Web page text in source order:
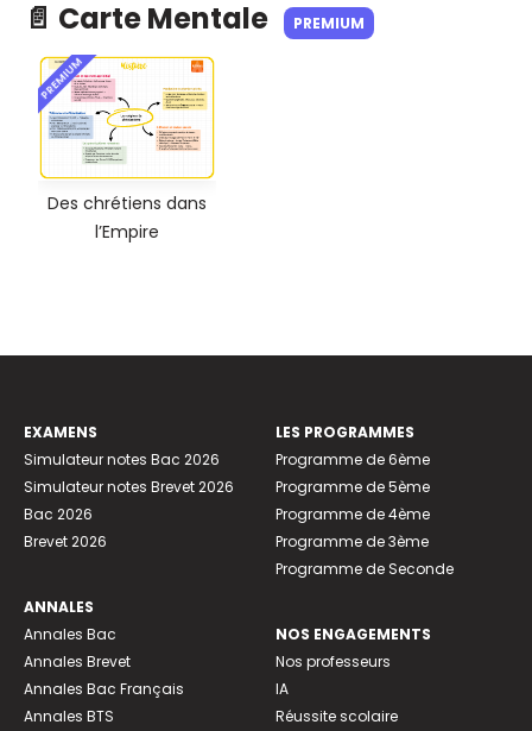
📄 Carte Mentale PREMIUM
PREMIUM
Des chrétiens dans
l’Empire
EXAMENS
Simulateur notes Bac 2026
Simulateur notes Brevet 2026
Bac 2026
Brevet 2026
ANNALES
Annales Bac
Annales Brevet
Annales Bac Français
Annales BTS
LES PROGRAMMES
Programme de 6ème
Programme de 5ème
Programme de 4ème
Programme de 3ème
Programme de Seconde
NOS ENGAGEMENTS
Nos professeurs
IA
Réussite scolaire